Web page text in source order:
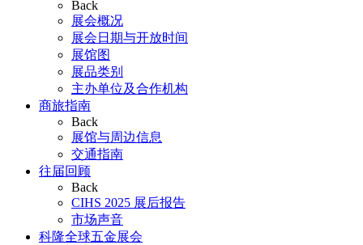
Back
展会概况
展会日期与开放时间
展馆图
展品类别
主办单位及合作机构
商旅指南
Back
展馆与周边信息
交通指南
往届回顾
Back
CIHS 2025 展后报告
市场声音
科隆全球五金展会